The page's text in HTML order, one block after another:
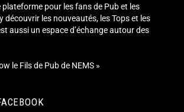
plateforme pour les fans de Pub et les
découvrir les nouveautés, les Tops et les
aussi un espace d’échange autour des
le Fils de Pub de NEMS »